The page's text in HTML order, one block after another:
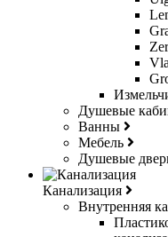
Душевые
Ванны
Мебель
Душевые
Канализация
Внутренняя